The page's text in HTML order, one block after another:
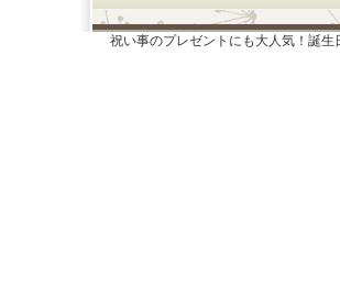
祝い事のプレゼントにも大人気！誕